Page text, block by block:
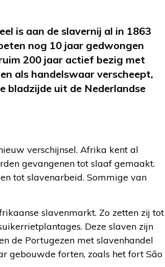
is aan de slavernij al in 1863
nog 10 jaar gedwongen
200 jaar actief bezig met
als handelswaar verscheept,
bladzijde uit de Nederlandse
verschijnsel. Afrika kent al
gevangenen tot slaaf gemaakt.
tot slavenarbeid. Sommige van
slavenmarkt. Zo zetten zij tot
Deze slaven zijn
de Portugezen met slavenhandel
gebouwde forten, zoals het fort São